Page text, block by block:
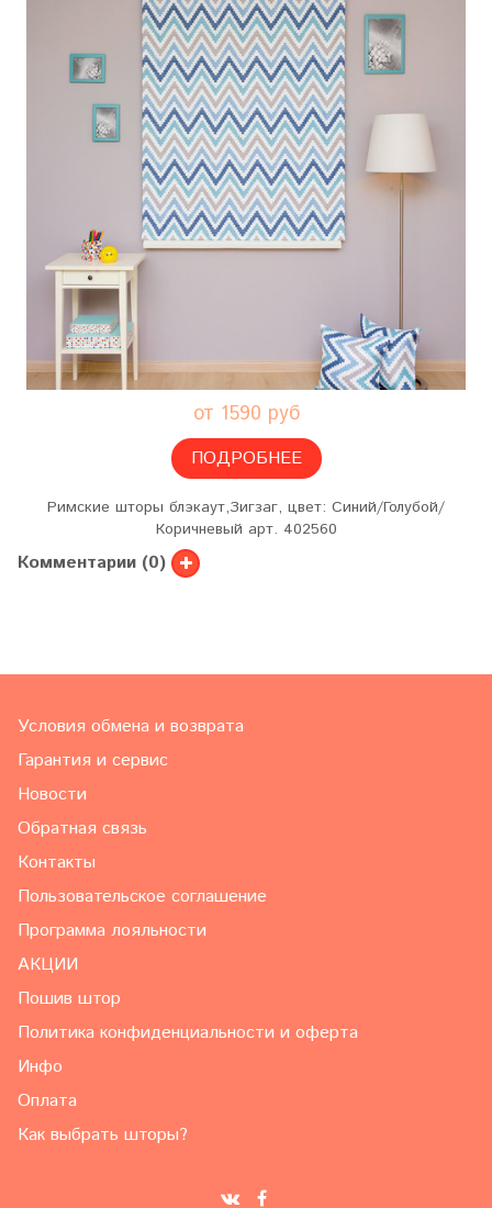
от 1590 руб
ПОДРОБНЕЕ
Римские шторы блэкаут,Зигзаг, цвет: Синий/Голубой/
Коричневый арт. 402560
Комментарии (0)
Условия обмена и возврата
Гарантия и сервис
Новости
Обратная связь
Контакты
Пользовательское соглашение
Программа лояльности
АКЦИИ
Пошив штор
Политика конфиденциальности и оферта
Инфо
Оплата
Как выбрать шторы?